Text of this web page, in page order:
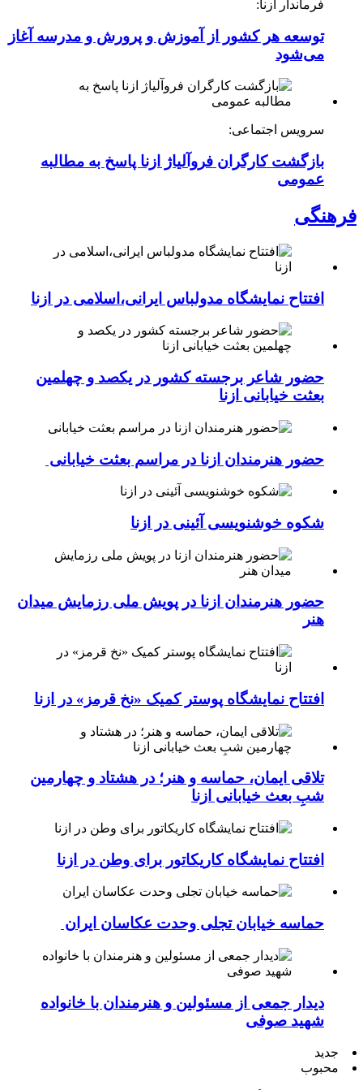
فرماندار ازنا:
توسعه هر کشور از آموزش و پرورش و مدرسه آغاز
می‌شود
سرویس اجتماعی:
بازگشت کارگران فروآلیاژ ازنا پاسخ به مطالبه
عمومی
فرهنگی
افتتاح نمایشگاه مدولباس ایرانی،اسلامی در ازنا
حضور شاعر برجسته کشور در یکصد و چهلمین
بعثت خیابانی ازنا
حضور هنرمندان ازنا در مراسم بعثت خیابانی
شکوه خوشنویسی آئینی در ازنا
حضور هنرمندان ازنا در پویش ملی رزمایش میدان
هنر
افتتاح نمایشگاه پوستر کمیک «نخ قرمز» در ازنا
تلاقی ایمان، حماسه و هنر؛ در هشتاد و چهارمین
شبِ بعث خیابانی ازنا
افتتاح نمایشگاه کاریکاتور برای وطن در ازنا
حماسه خیابان تجلی وحدت عکاسان ایران
دیدار جمعی از مسئولین و هنرمندان با خانواده
شهید صوفی
جدید
محبوب